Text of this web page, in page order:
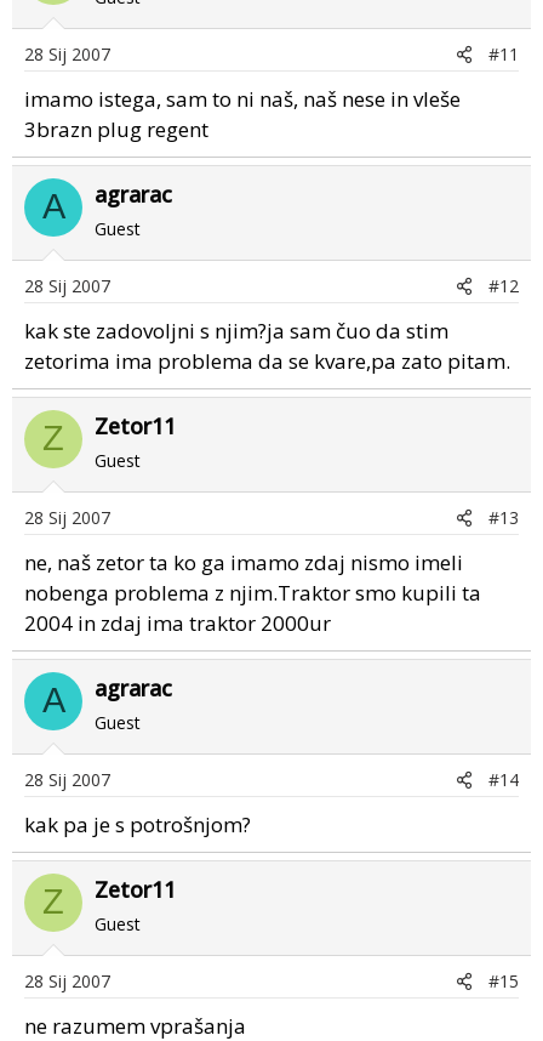
28 Sij 2007 #11
imamo istega, sam to ni naš, naš nese in vleše
3brazn plug regent
A agrarac
Guest
28 Sij 2007 #12
kak ste zadovoljni s njim?ja sam čuo da stim
zetorima ima problema da se kvare,pa zato pitam.
Z Zetor11
Guest
28 Sij 2007 #13
ne, naš zetor ta ko ga imamo zdaj nismo imeli
nobenga problema z njim.Traktor smo kupili ta
2004 in zdaj ima traktor 2000ur
A agrarac
Guest
28 Sij 2007 #14
kak pa je s potrošnjom?
Z Zetor11
Guest
28 Sij 2007 #15
ne razumem vprašanja